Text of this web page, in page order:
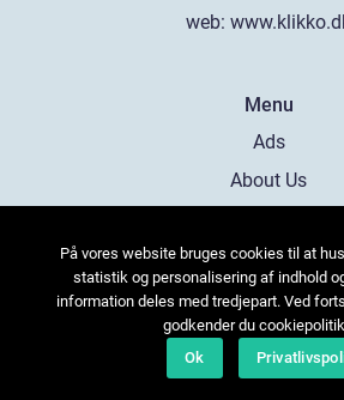
web:
Menu
Ads
About Us
Contact
Sitemap
På vores website bruges cookies til at
statistik og personalisering af indhold
information deles med tredjepart. Ved
godkender du
Ok